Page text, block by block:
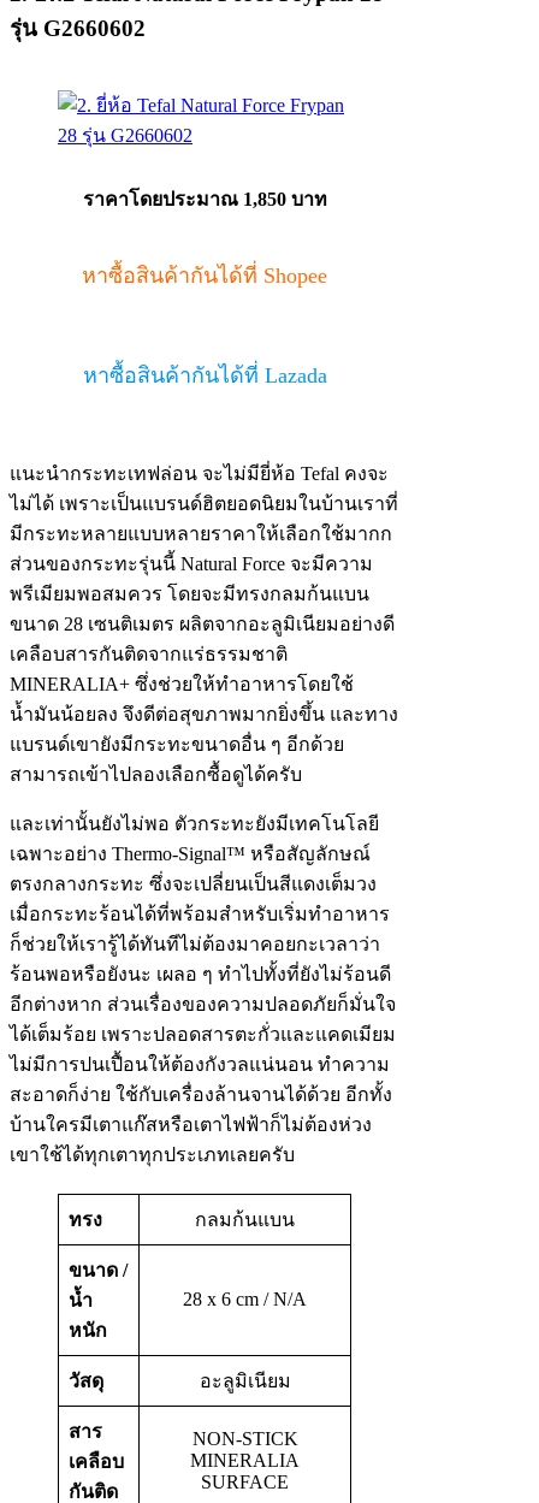
รุ่น G2660602
ราคาโดยประมาณ 1,850 บาท
หาซื้อสินค้ากันได้ที่ Shopee
หาซื้อสินค้ากันได้ที่ Lazada
แนะนำกระทะเทฟล่อน จะไม่มียี่ห้อ Tefal คงจะ
ไม่ได้ เพราะเป็นแบรนด์ฮิตยอดนิยมในบ้านเราที่
มีกระทะหลายแบบหลายราคาให้เลือกใช้มากก
ส่วนของกระทะรุ่นนี้ Natural Force จะมีความ
พรีเมียมพอสมควร โดยจะมีทรงกลมก้นแบน
ขนาด 28 เซนติเมตร ผลิตจากอะลูมิเนียมอย่างดี
เคลือบสารกันติดจากแร่ธรรมชาติ
MINERALIA+ ซึ่งช่วยให้ทำอาหารโดยใช้
น้ำมันน้อยลง จึงดีต่อสุขภาพมากยิ่งขึ้น และทาง
แบรนด์เขายังมีกระทะขนาดอื่น ๆ อีกด้วย
สามารถเข้าไปลองเลือกซื้อดูได้ครับ
และเท่านั้นยังไม่พอ ตัวกระทะยังมีเทคโนโลยี
เฉพาะอย่าง Thermo-Signal™ หรือสัญลักษณ์
ตรงกลางกระทะ ซึ่งจะเปลี่ยนเป็นสีแดงเต็มวง
เมื่อกระทะร้อนได้ที่พร้อมสำหรับเริ่มทำอาหาร
ก็ช่วยให้เรารู้ได้ทันทีไม่ต้องมาคอยกะเวลาว่า
ร้อนพอหรือยังนะ เผลอ ๆ ทำไปทั้งที่ยังไม่ร้อนดี
อีกต่างหาก ส่วนเรื่องของความปลอดภัยก็มั่นใจ
ได้เต็มร้อย เพราะปลอดสารตะกั่วและแคดเมียม
ไม่มีการปนเปื้อนให้ต้องกังวลแน่นอน ทำความ
สะอาดก็ง่าย ใช้กับเครื่องล้านจานได้ด้วย อีกทั้ง
บ้านใครมีเตาแก๊สหรือเตาไฟฟ้าก็ไม่ต้องห่วง
เขาใช้ได้ทุกเตาทุกประเภทเลยครับ
ทรง กลมก้นแบน
ขนาด /
น้ำ
หนัก
28 x 6 cm / N/A
วัสดุ อะลูมิเนียม
สาร
เคลือบ
กันติด
NON-STICK
MINERALIA
SURFACE